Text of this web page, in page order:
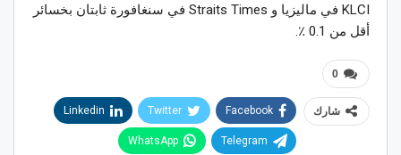
KLCI في ماليزيا و Straits Times في سنغافورة ثابتان بخسائر
أقل من 0.1 ٪.
0
شارك Facebook
Twitter
Linkedin
Telegram
WhatsApp